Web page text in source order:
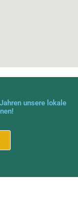
unsere lokale